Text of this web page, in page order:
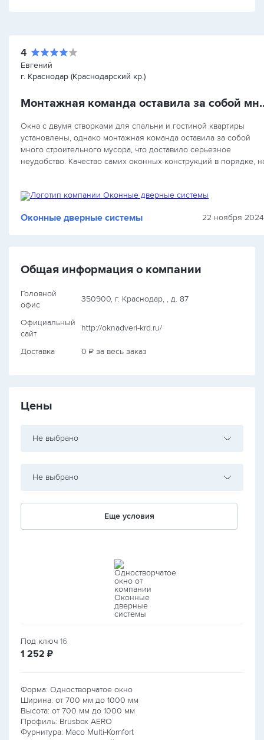
4
Евгений
г. Краснодар (Краснодарский кр.)
Монтажная команда
Окна с двумя створками для спальни и гостиной квартиры
установлены, однако монтажная команда оставила за собой
много строительного мусора, что доставило серьезное
неудобство. Качество самих оконных конструкций в порядке,
Оконные дверные системы 22 ноября 2024
Общая информация о компании
Головной
офис
350900, г. Краснодар, , д. 87
Официальный
сайт
http://oknadveri-krd.ru/
Доставка 0 ₽ за весь заказ
Цены
Не выбрано
Не выбрано
Еще условия
Под ключ 16
1 252 руб.
₽
Форма: Одностворчатое окно
Ширина: от 700 мм до 1000 мм
Высота: от 700 мм до 1000 мм
Профиль: Brusbox AERO
Фурнитура: Maco Multi-Komfort